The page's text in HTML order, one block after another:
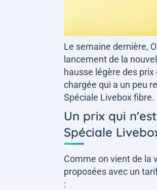
Le semaine dernière,
lancement de la
hausse légère des
chargée qui a un peu
Spéciale Livebox fibre.
Un prix qui
Spéciale
Comme on vient de la
proposées avec un
: